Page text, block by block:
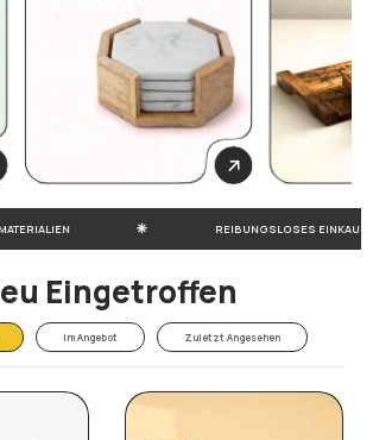
0 Products
REIBUNGSLOSES
Eingetroffen
Im Angebot Zuletzt Angesehen